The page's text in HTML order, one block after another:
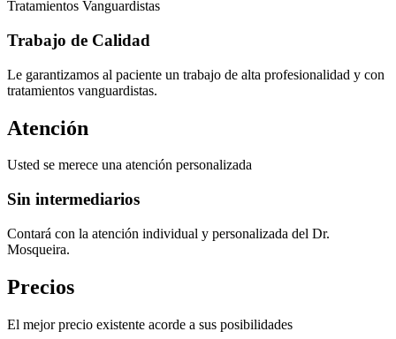
Tratamientos Vanguardistas
Trabajo de Calidad
Le garantizamos al paciente un trabajo de alta profesionalidad y con
tratamientos vanguardistas.
Atención
Usted se merece una atención personalizada
Sin intermediarios
Contará con la atención individual y personalizada del Dr.
Mosqueira.
Precios
El mejor precio existente acorde a sus posibilidades